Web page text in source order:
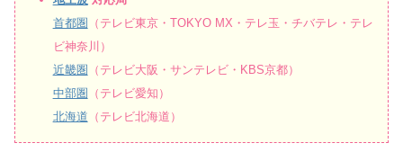
首都圏 （テレビ東京・TOKYO MX・テレ玉・チバテレ・テレ
ビ神奈川）
近畿圏 （テレビ大阪・サンテレビ・KBS京都）
中部圏 （テレビ愛知）
北海道 （テレビ北海道）